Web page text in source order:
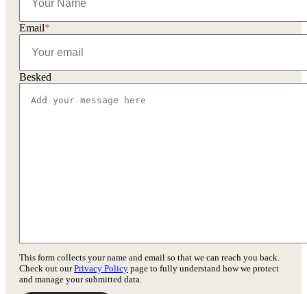
Email*
Besked
This form collects your name and email so that we can reach you back.
Check out ourPrivacy Policy page to fully understand how we protect
and manage your submitted data.